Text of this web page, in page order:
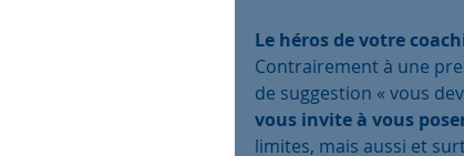
Le héros de votre
Contrairement à une
de suggestion « vous
vous invite à vous
limites, mais aussi et